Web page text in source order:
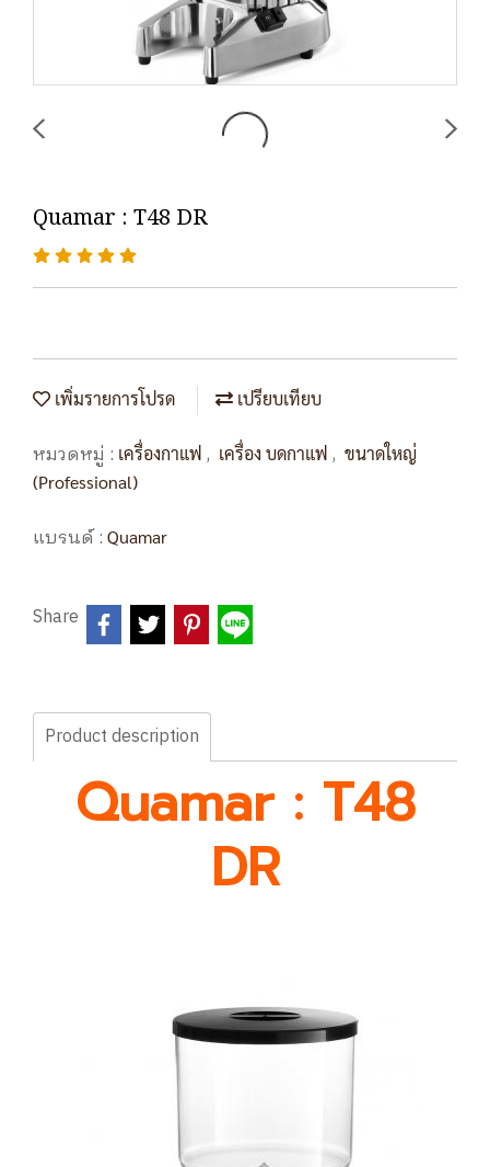
Quamar : T48 DR
เพิ่มรายการโปรด เปรียบเทียบ
หมวดหมู่ : เครื่องกาแฟ , เครื่อง บดกาแฟ , ขนาดใหญ่
(Professional)
แบรนด์ : Quamar
Share
Product description
Quamar : T48
DR